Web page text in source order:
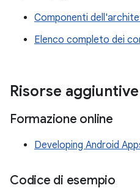
Componenti
Elenco completo dei
Risorse aggiuntive
Formazione online
Developing Android
Codice di esempio